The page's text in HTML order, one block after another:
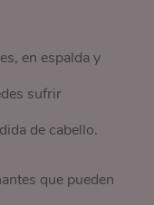
en espalda y
sufrir
de cabello.
que pueden